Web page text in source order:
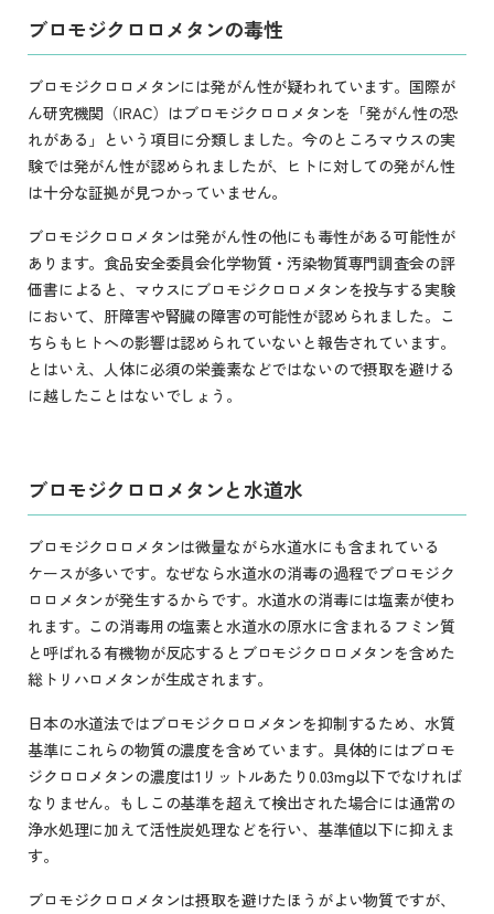
ブロモジクロロメタンの毒性
ブロモジクロロメタンには発がん性が疑われています。国際が
ん研究機関（IRAC）はブロモジクロロメタンを「発がん性の恐
れがある」という項目に分類しました。今のところマウスの実
験では発がん性が認められましたが、ヒトに対しての発がん性
は十分な証拠が見つかっていません。
ブロモジクロロメタンは発がん性の他にも毒性がある可能性が
あります。食品安全委員会化学物質・汚染物質専門調査会の評
価書によると、マウスにブロモジクロロメタンを投与する実験
において、肝障害や腎臓の障害の可能性が認められました。こ
ちらもヒトへの影響は認められていないと報告されています。
とはいえ、人体に必須の栄養素などではないので摂取を避ける
に越したことはないでしょう。
ブロモジクロロメタンと水道水
ブロモジクロロメタンは微量ながら水道水にも含まれている
ケースが多いです。なぜなら水道水の消毒の過程でブロモジク
ロロメタンが発生するからです。水道水の消毒には塩素が使わ
れます。この消毒用の塩素と水道水の原水に含まれるフミン質
と呼ばれる有機物が反応するとブロモジクロロメタンを含めた
総トリハロメタンが生成されます。
日本の水道法ではブロモジクロロメタンを抑制するため、水質
基準にこれらの物質の濃度を含めています。具体的にはブロモ
ジクロロメタンの濃度は1リットルあたり0.03mg以下でなければ
なりません。もしこの基準を超えて検出された場合には通常の
浄水処理に加えて活性炭処理などを行い、基準値以下に抑えま
す。
ブロモジクロロメタンは摂取を避けたほうがよい物質ですが、